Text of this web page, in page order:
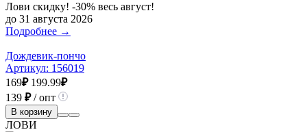
Лови скидку! -30% весь август!
до 31 августа 2026
Подробнее →
Дождевик-пончо
Артикул: 156019
169₽ 199.99₽
139 ₽/ опт
В корзину
ЛОВИ